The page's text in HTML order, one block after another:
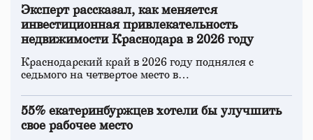
Эксперт рассказал, как меняется
инвестиционная привлекательность
недвижимости Краснодара в 2026 году
Краснодарский край в 2026 году поднялся с
седьмого на четвертое место в…
55% екатеринбуржцев хотели бы улучшить
свое рабочее место